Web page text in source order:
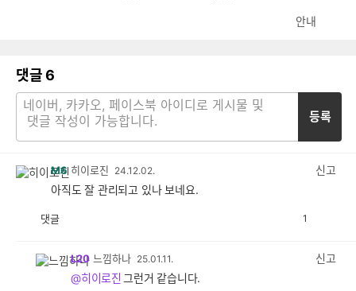
안내
댓글6
등록
M6 히이로진 24.12.02.
신고
아직도 잘 관리되고 있나 보네요.
댓글 1
L20 느낌하나 25.01.11.
신고
@히이로진 그런거 같습니다.